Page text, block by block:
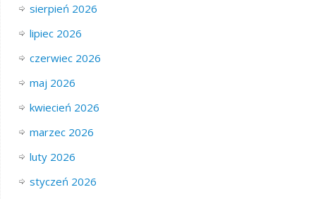
sierpień 2026
lipiec 2026
czerwiec 2026
maj 2026
kwiecień 2026
marzec 2026
luty 2026
styczeń 2026